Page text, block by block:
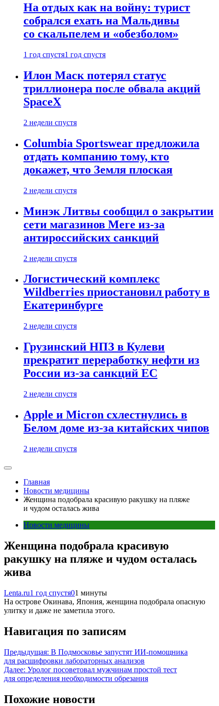
На отдых как на войну: турист
собрался ехать на Мальдивы
со скальпелем и «обезболом»
1 год спустя1 год спустя
Илон Маск потерял статус
триллионера после обвала акций
SpaceX
2 недели спустя
Columbia Sportswear предложила
отдать компанию тому, кто
докажет, что Земля плоская
2 недели спустя
Минэк Литвы сообщил о закрытии
сети магазинов Mere из-за
антироссийских санкций
2 недели спустя
Логистический комплекс
Wildberries приостановил работу в
Екатеринбурге
2 недели спустя
Грузинский НПЗ в Кулеви
прекратит переработку нефти из
России из-за санкций ЕС
2 недели спустя
Apple и Micron схлестнулись в
Белом доме из-за китайских чипов
2 недели спустя
Главная
Новости медицины
Женщина подобрала красивую ракушку на пляже
и чудом осталась жива
Новости медицины
Женщина подобрала красивую
ракушку на пляже и чудом осталась
жива
Lenta.ru1 год спустя01 минуты
На острове Окинава, Япония, женщина подобрала опасную
улитку и даже не заметила этого.
Навигация по записям
Предыдущая: В Подмосковье запустят ИИ-помощника
для расшифровки лабораторных анализов
Далее: Уролог посоветовал мужчинам простой тест
для определения необходимости обрезания
Похожие новости